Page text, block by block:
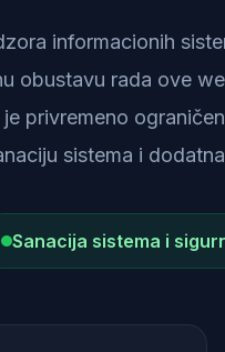
informacionih
obustavu rada ove
privremeno
sistema i
Sanacija sistema i